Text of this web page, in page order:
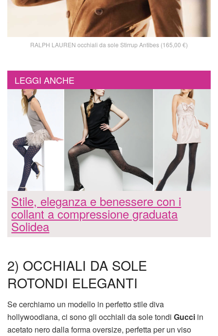
RALPH LAUREN occhiali da sole Stirrup Antibes (165,00 €)
LEGGI ANCHE
Stile, eleganza e benessere con i
collant a compressione graduata
Solidea
2) OCCHIALI DA SOLE
ROTONDI ELEGANTI
Se cerchiamo un modello in perfetto stile diva
hollywoodiana, ci sono gli occhiali da sole tondi Gucci in
acetato nero dalla forma oversize, perfetta per un viso